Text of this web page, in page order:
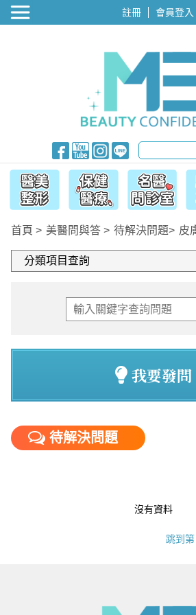
醫美整形 註冊 會員登入
首頁 美醫問與答 待解決問題 皮
我要發問
待解決問題
沒有資料
跳到第